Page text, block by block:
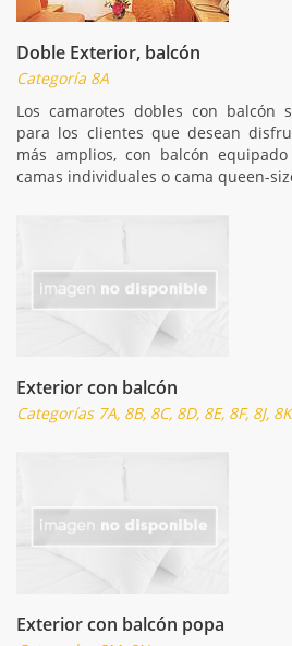
Doble Exterior, balcón
Categoría 8A
Los camarotes dobles con balcón
para los clientes que desean
más amplios, con balcón
camas individuales o cama queen-
Exterior con balcón
Categorías 7A, 8B, 8C, 8D, 8E, 8F, 8J, 8K
Exterior con balcón popa